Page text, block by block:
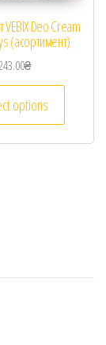
Deo Cream
(асортимент)
₴
options